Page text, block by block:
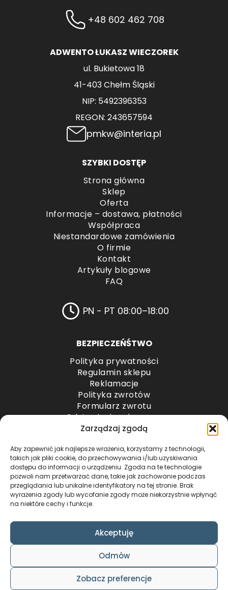
Zarządzaj zgodą
Aby zapewnić jak najlepsze wrażenia, korzystamy z technologii,
takich jak pliki cookie, do przechowywania i/lub uzyskiwania
dostępu do informacji o urządzeniu. Zgoda na te technologie
pozwoli nam przetwarzać dane, takie jak zachowanie podczas
przeglądania lub unikalne identyfikatory na tej stronie. Brak
wyrażenia zgody lub wycofanie zgody może niekorzystnie wpłynąć
na niektóre cechy i funkcje.
Akceptuję
Odmów
Zobacz preferencje
+48 602 462 708
ADWENTO ŁUKASZ WIECZOREK
ul. Bukietowa 18
41-403 Chełm Śląski
NIP: 5492396353
REGON: 243657594
pmkw@interia.pl
SZYBKI DOSTĘP
Strona główna
Sklep
Oferta
Informacje – dostawa, płatności
Współpraca
Niestandardowe zamówienia
O firmie
Kontakt
Artykuły blogowe
FAQ
PN - PT 08:00–18:00
BEZPIECZEŃŚTWO
Polityka prywatności
Regulamin sklepu
Reklamacje
Polityka zwrotów
Formularz zwrotu
Odstąpienie od umowy
Odstąpienie od umowy – przesyłki paletowe
METODY PŁATNOŚCI
COPYRIGHT © 2024 by ADWENTO ŁUKASZ
WIECZOREK / ALL RIGHTS RESERVED
DESIGN & CODE BY
FOXSTUDIO